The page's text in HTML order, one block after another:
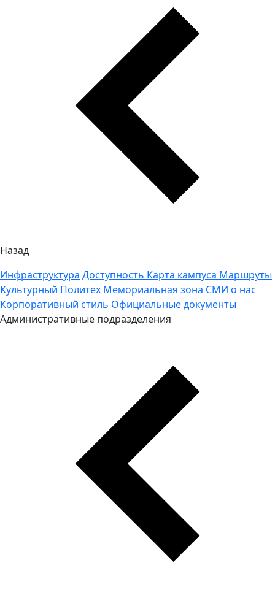
Назад
Инфраструктура Доступность Карта кампуса Маршруты
Культурный Политех Мемориальная зона СМИ о нас
Корпоративный стиль Официальные документы
Административные подразделения